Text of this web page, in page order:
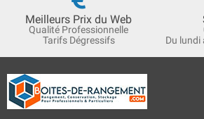
Meilleurs Prix du Web
Qualité Professionnelle
Tarifs Dégressifs
Du lundi